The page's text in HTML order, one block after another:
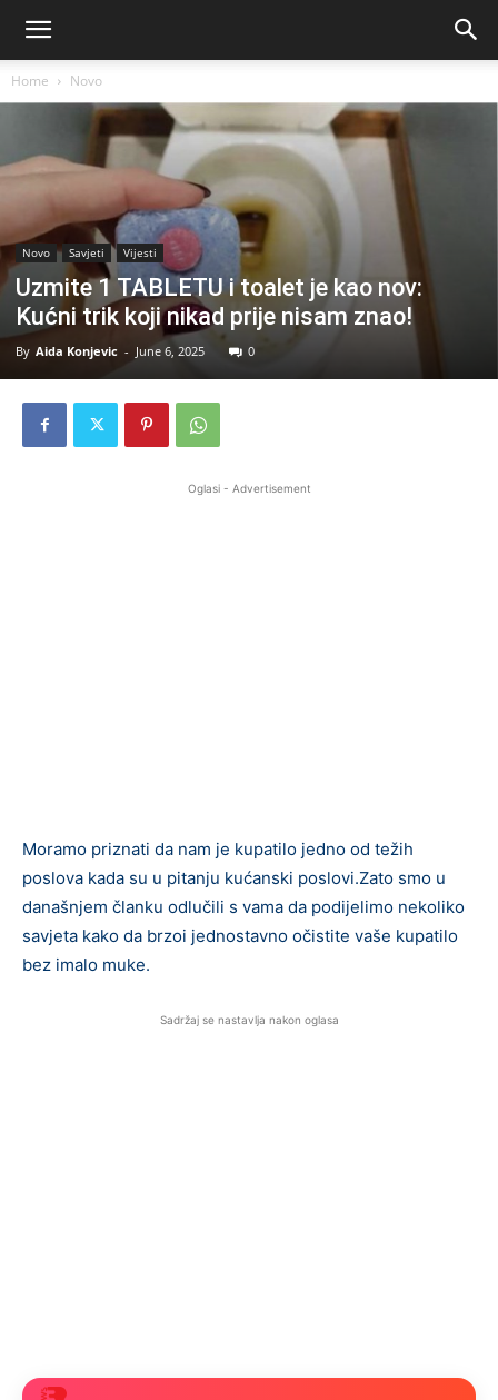
Home Novo
Novo Savjeti Vijesti
Uzmite 1 TABLETU i toalet je kao nov:
Kućni trik koji nikad prije nisam znao!
By Aida Konjevic - June 6, 2025 0
Oglasi - Advertisement
Moramo priznati da nam je kupatilo jedno od težih
poslova kada su u pitanju kućanski poslovi.Zato smo u
današnjem članku odlučili s vama da podijelimo nekoliko
savjeta kako da brzoi jednostavno očistite vaše kupatilo
bez imalo muke.
Sadržaj se nastavlja nakon oglasa